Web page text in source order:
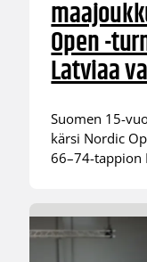
Open -
Latviaa
Suomen 15-
kärsi Nordic
66–74-tappion